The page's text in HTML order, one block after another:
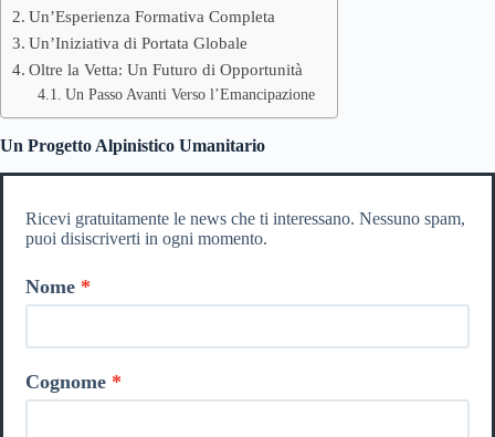
Un’Esperienza Formativa Completa
Un’Iniziativa di Portata Globale
Oltre la Vetta: Un Futuro di Opportunità
Un Passo Avanti Verso l’Emancipazione
Un Progetto Alpinistico Umanitario
Ricevi gratuitamente le news che ti interessano. Nessuno spam,
puoi disiscriverti in ogni momento.
Nome
Cognome